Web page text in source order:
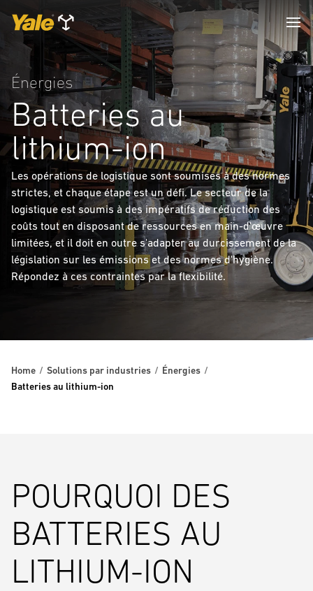
Énergies
Batteries au
lithium-ion
Les opérations de logistique sont soumises à des normes
strictes, et chaque étape est un défi. Le secteur de la
logistique est soumis à des impératifs de réduction des
coûts tout en disposant de ressources en main-d'œuvre
limitées, et il doit en outre s'adapter au durcissement de la
législation sur les émissions et des normes d'hygiène.
Répondez à ces contraintes par la flexibilité.
Home Solutions par industries
Énergies
Batteries au lithium-ion
POURQUOI DES
BATTERIES AU
LITHIUM-ION